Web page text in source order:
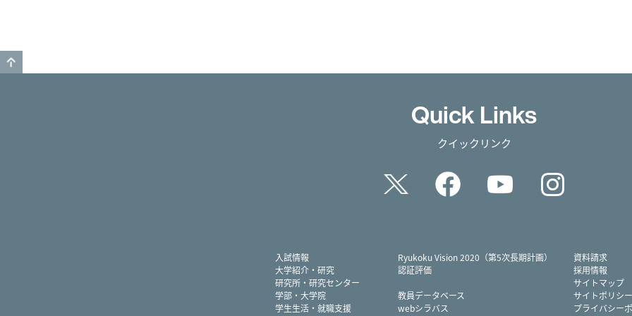
Quick Links
クイックリンク
Twitter FacebookYouTube
入試情報
大学紹介・研究
研究所・研究センター
学部・大学院
学生生活・就職支援
Ryukoku Vision 2020（第5次長期計画）
認証評価
教員データベース
webシラバス
資料請求
採用情報
サイトマップ
サイトポリシー
プライバシー